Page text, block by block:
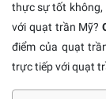
thực sự tốt không,
với quạt trần Mỹ?
điểm của quạt
trực tiếp với quạt